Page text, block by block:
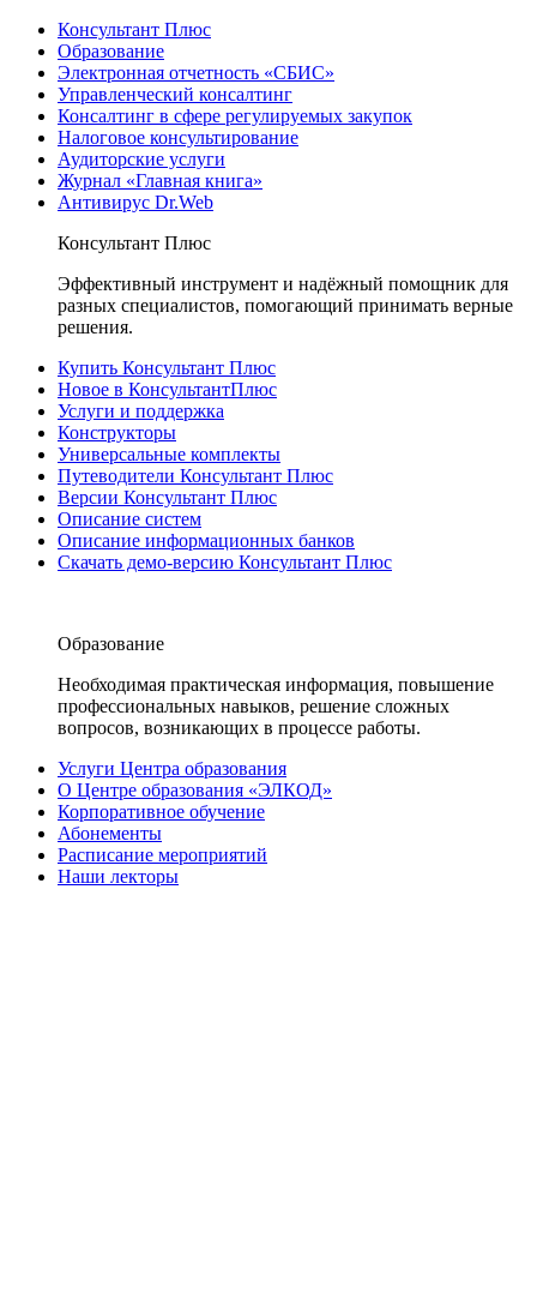
Консультант Плюс
Образование
Электронная отчетность «СБИС»
Управленческий консалтинг
Консалтинг в сфере регулируемых закупок
Налоговое консультирование
Аудиторские услуги
Журнал «Главная книга»
Антивирус Dr.Web
Консультант Плюс
Эффективный инструмент и надёжный помощник для
разных специалистов, помогающий принимать верные
решения.
Купить Консультант Плюс
Новое в КонсультантПлюс
Услуги и поддержка
Конструкторы
Универсальные комплекты
Путеводители Консультант Плюс
Версии Консультант Плюс
Описание систем
Описание информационных банков
Скачать демо-версию Консультант Плюс
Образование
Необходимая практическая информация, повышение
профессиональных навыков, решение сложных
вопросов, возникающих в процессе работы.
Услуги Центра образования
О Центре образования «ЭЛКОД»
Корпоративное обучение
Абонементы
Расписание мероприятий
Наши лекторы